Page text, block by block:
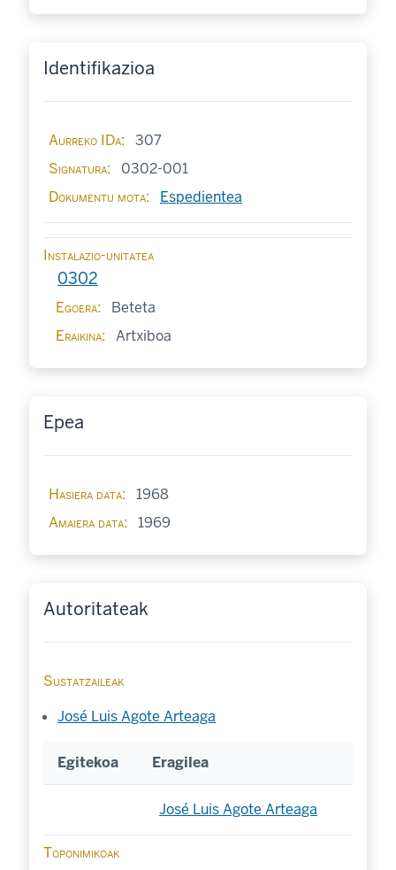
Identifikazioa
Aurreko IDa
307
Signatura
0302-001
Dokumentu mota
Espedientea
Instalazio-unitatea
0302
Egoera
Beteta
Eraikina
Artxiboa
Epea
Hasiera data
1968
Amaiera data
1969
Autoritateak
Sustatzaileak
José Luis Agote Arteaga
Egitekoa Eragilea
José Luis Agote Arteaga
Toponimikoak